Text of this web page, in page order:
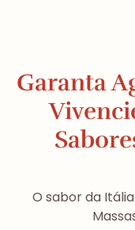
Garanta
O sabor da